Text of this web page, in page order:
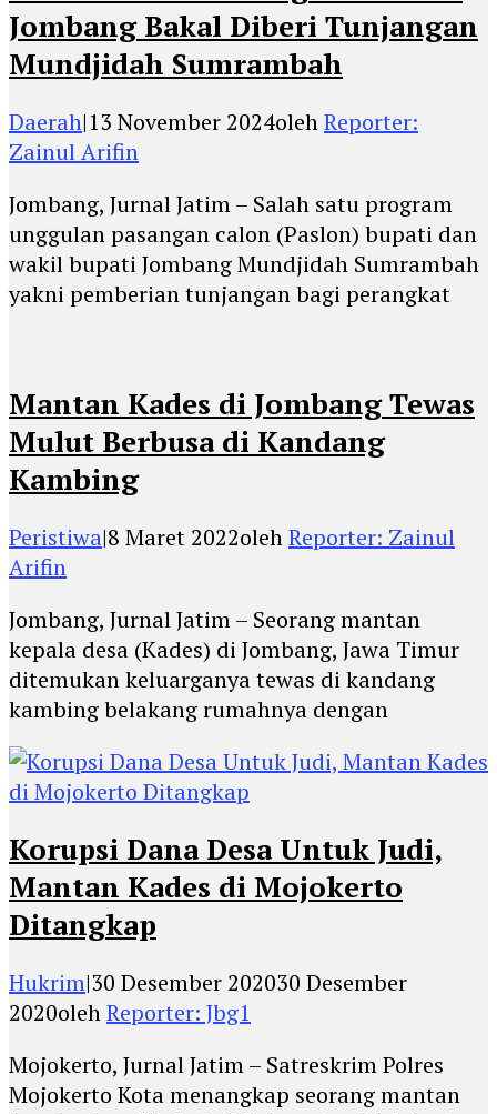
Jombang Bakal Diberi Tunjangan
Mundjidah Sumrambah
Daerah|13 November 2024olehReporter:
Zainul Arifin
Jombang, Jurnal Jatim – Salah satu program
unggulan pasangan calon (Paslon) bupati dan
wakil bupati Jombang Mundjidah Sumrambah
yakni pemberian tunjangan bagi perangkat
Mantan Kades di Jombang Tewas
Mulut Berbusa di Kandang
Kambing
Peristiwa|8 Maret 2022olehReporter: Zainul
Arifin
Jombang, Jurnal Jatim – Seorang mantan
kepala desa (Kades) di Jombang, Jawa Timur
ditemukan keluarganya tewas di kandang
kambing belakang rumahnya dengan
Korupsi Dana Desa Untuk Judi,
Mantan Kades di Mojokerto
Ditangkap
Hukrim|30 Desember 202030 Desember
2020olehReporter: Jbg1
Mojokerto, Jurnal Jatim – Satreskrim Polres
Mojokerto Kota menangkap seorang mantan